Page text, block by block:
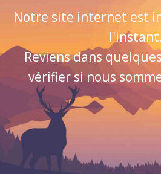
Notre site internet est
l'instant.
Reviens dans
vérifier si nous